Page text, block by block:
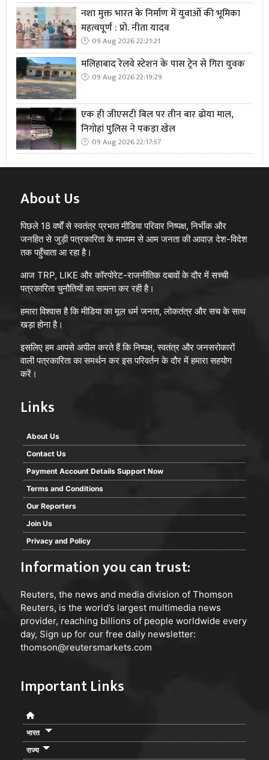
नशा मुक्त भारत के निर्माण में युवाओं की भूमिका
महत्वपूर्ण : प्रो. नीता यादव
09 Aug 2026 22:21:21
मलिहाबाद रेलवे स्टेशन के पास ट्रेन से गिरा युवक
09 Aug 2026 22:19:29
एक ही जीएसटी बिल पर तीन बार ढोया माल,
निगोहां पुलिस ने पकड़ा खेल
09 Aug 2026 22:17:57
About Us
पिछले 18 वर्षों से स्वतंत्र प्रभात मीडिया परिवार निष्पक्ष, निर्भीक और
जनहित से जुड़ी पत्रकारिता के माध्यम से आम जनता की आवाज़ देश-विदेश
तक पहुँचाता आ रहा है।
आज TRP, LIKE और कॉरपोरेट-राजनीतिक दबावों के दौर में सच्ची
पत्रकारिता चुनौतियों का सामना कर रही है।
हमारा विश्वास है कि मीडिया का मूल धर्म जनता, लोकतंत्र और सच के साथ
खड़ा होना है।
इसलिए हम आपसे अपील करते हैं कि निष्पक्ष, स्वतंत्र और जनसरोकारों
वाली पत्रकारिता का समर्थन कर इस परिवर्तन के दौर में हमारा सहयोग
करें।
Links
About Us
Contact Us
Payment Account Details Support Now
Terms and Conditions
Our Reporters
Join Us
Privacy and Policy
Information you can trust:
Reuters, the news and media division of Thomson
Reuters, is the world’s largest multimedia news
provider, reaching billions of people worldwide every
day, Sign up for our free daily newsletter:
thomson@reutersmarkets.com
Important Links
भारत
राज्य